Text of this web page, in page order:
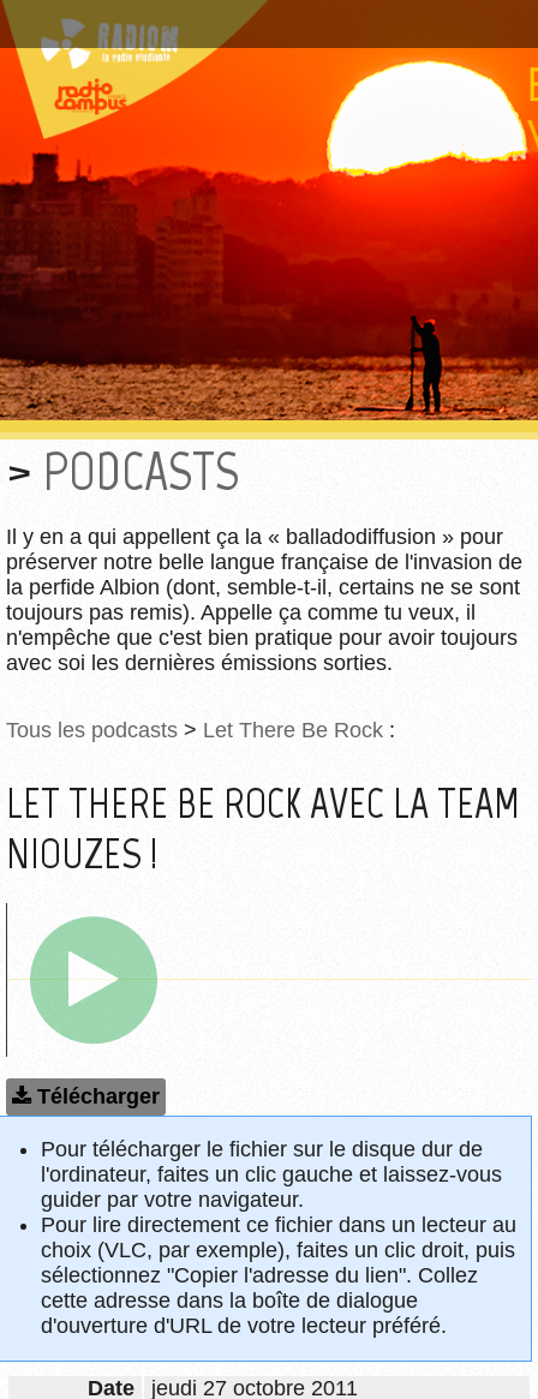
PODCASTS
Il y en a qui appellent ça la « balladodiffusion » pour
préserver notre belle langue française de l'invasion de
la perfide Albion (dont, semble-t-il, certains ne se sont
toujours pas remis). Appelle ça comme tu veux, il
n'empêche que c'est bien pratique pour avoir toujours
avec soi les dernières émissions sorties.
Tous les podcasts > Let There Be Rock :
LET THERE BE ROCK AVEC LA TEAM
NIOUZES !
Télécharger
Pour télécharger le fichier sur le disque dur de
l'ordinateur, faites un clic gauche et laissez-vous
guider par votre navigateur.
Pour lire directement ce fichier dans un lecteur au
choix (VLC, par exemple), faites un clic droit, puis
sélectionnez "Copier l'adresse du lien". Collez
cette adresse dans la boîte de dialogue
d'ouverture d'URL de votre lecteur préféré.
Date
jeudi 27 octobre 2011